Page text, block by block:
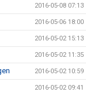
2016-05-08 07:13
2016-05-06 18:00
2016-05-02 15:13
2016-05-02 11:35
2016-05-02 10:59
2016-05-02 09:41